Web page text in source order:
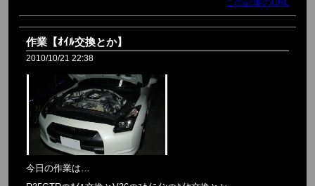
この記事のURL
作業【ｵｲﾙ交換とか】
2010/10/21 22:38
今日の作業は…